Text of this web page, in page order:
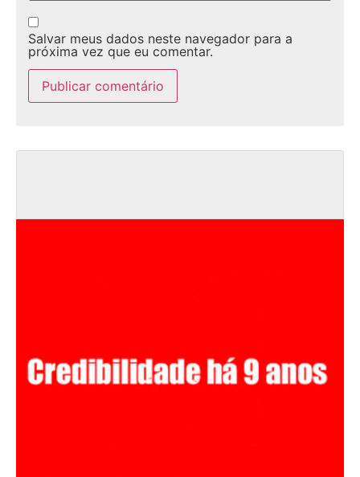
Salvar meus dados neste navegador para a
próxima vez que eu comentar.